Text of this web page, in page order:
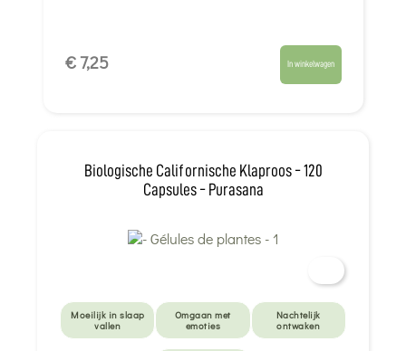
€ 7,25 In winkelwagen
Biologische Californische Klaproos - 120
Capsules - Purasana
Moeilijk in slaap
vallen
Omgaan met
emoties
Nachtelijk
ontwaken